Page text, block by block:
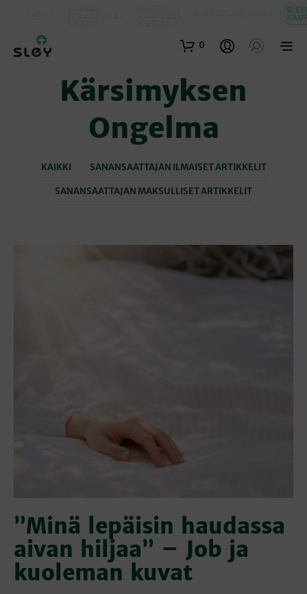
0
Kärsimyksen
Ongelma
KAIKKI SANANSAATTAJAN ILMAISET ARTIKKELIT
SANANSAATTAJAN MAKSULLISET ARTIKKELIT
”Minä lepäisin haudassa
aivan hiljaa” – Job ja
kuoleman kuvat